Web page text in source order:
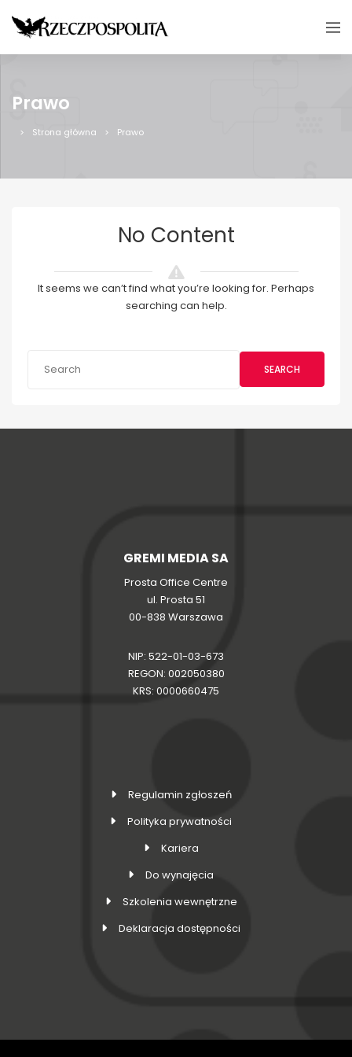
Prawo
Strona główna Prawo
No Content
It seems we can’t find what you’re looking for. Perhaps
searching can help.
SEARCH
GREMI MEDIA SA
Prosta Office Centre
ul. Prosta 51
00-838 Warszawa
NIP: 522-01-03-673
REGON: 002050380
KRS: 0000660475
Regulamin zgłoszeń
Polityka prywatności
Kariera
Do wynajęcia
Szkolenia wewnętrzne
Deklaracja dostępności